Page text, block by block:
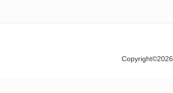
Copyright©2026